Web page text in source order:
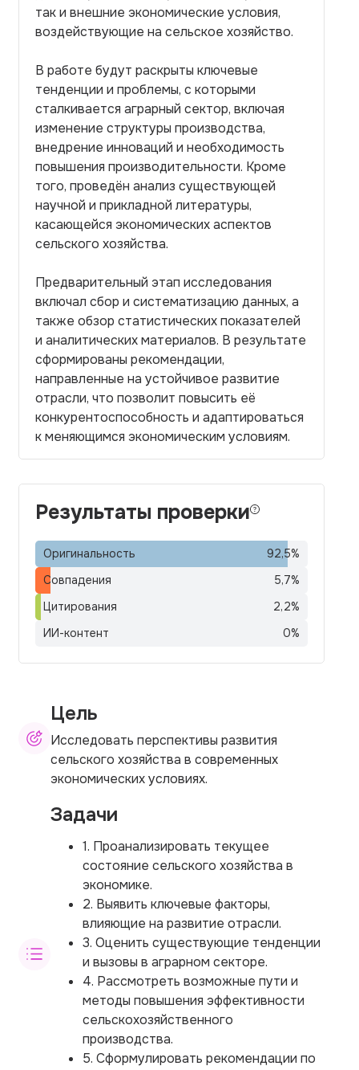
так и внешние экономические условия,
воздействующие на сельское хозяйство.
В работе будут раскрыты ключевые
тенденции и проблемы, с которыми
сталкивается аграрный сектор, включая
изменение структуры производства,
внедрение инноваций и необходимость
повышения производительности. Кроме
того, проведён анализ существующей
научной и прикладной литературы,
касающейся экономических аспектов
сельского хозяйства.
Предварительный этап исследования
включал сбор и систематизацию данных, а
также обзор статистических показателей
и аналитических материалов. В результате
сформированы рекомендации,
направленные на устойчивое развитие
отрасли, что позволит повысить её
конкурентоспособность и адаптироваться
к меняющимся экономическим условиям.
Результаты проверки
Оригинальность 92,5%
Совпадения
5,7%
Цитирования
2,2%
ИИ-контент
0%
Цель
Исследовать перспективы развития
сельского хозяйства в современных
экономических условиях.
Задачи
1. Проанализировать текущее
состояние сельского хозяйства в
экономике.
2. Выявить ключевые факторы,
влияющие на развитие отрасли.
3. Оценить существующие тенденции
и вызовы в аграрном секторе.
4. Рассмотреть возможные пути и
методы повышения эффективности
сельскохозяйственного
производства.
5. Сформулировать рекомендации по